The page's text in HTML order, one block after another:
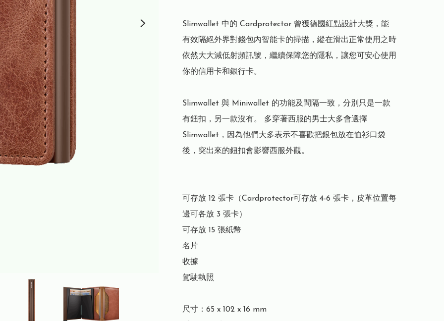
Slimwallet 中的 Cardprotector 曾獲德國紅點設計大獎，能
有效隔絕外界對錢包內智能卡的掃描，縱在滑出正常使用之時
依然大大減低射頻訊號，繼續保障您的隱私，讓您可安心使用
你的信用卡和銀行卡。
Slimwallet 與 Miniwallet 的功能及間隔一致，分別只是一款
有鈕扣，另一款沒有。 多穿著西服的男士大多會選擇
Slimwallet，因為他們大多表示不喜歡把銀包放在恤衫口袋
後，突出來的鈕扣會影響西服外觀。
可存放 12 張卡（Cardprotector可存放 4-6 張卡，皮革位置每
邊可各放 3 張卡）
可存放 15 張紙幣
名片
收據
駕駛執照
尺寸：65 x 102 x 16 mm